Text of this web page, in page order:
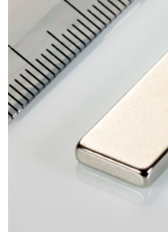
Rétractation du contrat